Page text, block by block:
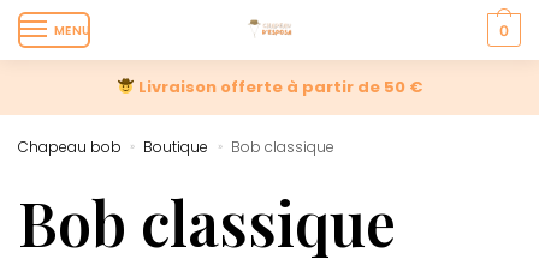
MENU 0
Livraison offerte à partir de 50 €
Chapeau bob » Boutique » Bob classique
Bob classique